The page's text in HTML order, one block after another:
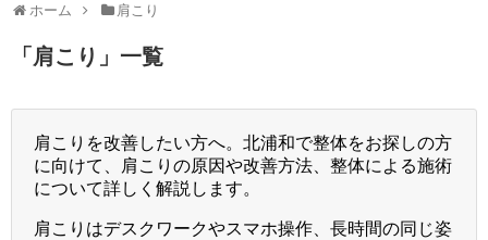
ホーム 肩こり
「肩こり 」 一覧
肩こりを改善したい方へ。北浦和で整体をお探しの方
に向けて、肩こりの原因や改善方法、整体による施術
について詳しく解説します。
肩こりはデスクワークやスマホ操作、長時間の同じ姿